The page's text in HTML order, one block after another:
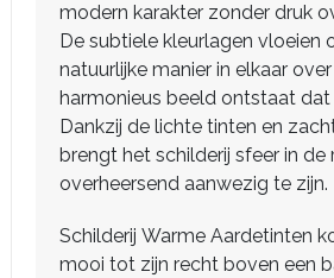
modern karakter zonder druk
De subtiele kleurlagen vloeien
natuurlijke manier in elkaar
harmonieus beeld ontstaat
Dankzij de lichte tinten en
brengt het schilderij sfeer in
overheersend aanwezig te zijn.
Schilderij Warme Aardetinten
mooi tot zijn recht boven een